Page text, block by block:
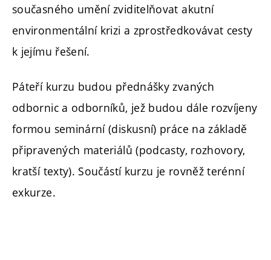
současného umění zviditelňovat akutní
environmentální krizi a zprostředkovávat cesty
k jejímu řešení.
Páteří kurzu budou přednášky zvaných
odbornic a odborníků, jež budou dále rozvíjeny
formou seminární (diskusní) práce na základě
připravených materiálů (podcasty, rozhovory,
kratší texty). Součástí kurzu je rovněž terénní
exkurze.